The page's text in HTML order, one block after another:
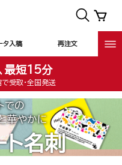
タ入稿 再注文
最短15分
受取・全国発送
での
華やかに
ト名刺